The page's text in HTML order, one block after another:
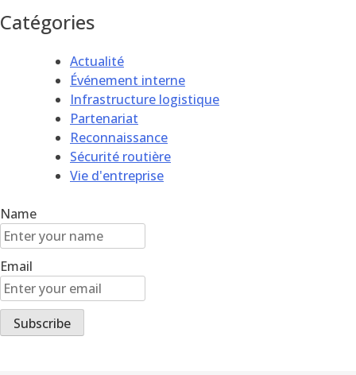
Catégories
Actualité
Événement interne
Infrastructure logistique
Partenariat
Reconnaissance
Sécurité routière
Vie d'entreprise
Name
Email